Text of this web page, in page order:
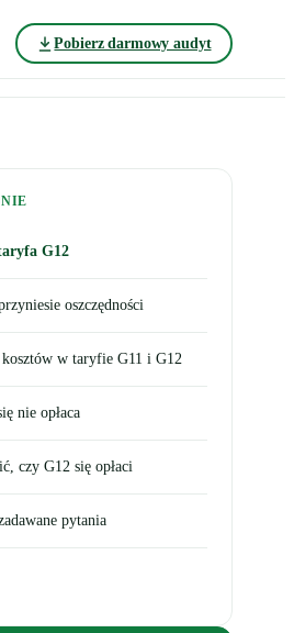
Pobierz darmowy audyt
G12
oszczędności
w taryfie G11 i G12
nie opłaca
czy G12 się opłaci
pytania